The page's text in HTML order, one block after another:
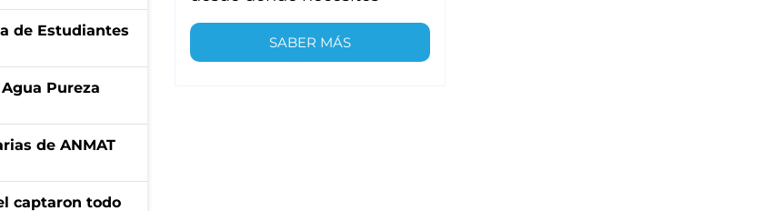
de Estudiantes
Pureza
de ANMAT
captaron todo
SABER MÁS